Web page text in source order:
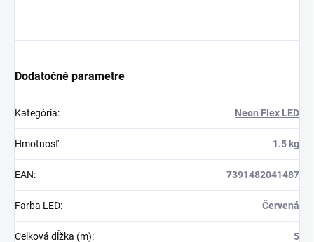
Dodatočné parametre
Kategória: Neon Flex LED
Hmotnosť: 1.5 kg
EAN: 7391482041487
Farba LED: Červená
Celková dĺžka (m): 5